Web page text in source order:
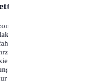
Das bedeutet,
benötigt, um
zu dürfen. Dies
ohne Plakette
hohe
auf einem
die Zone